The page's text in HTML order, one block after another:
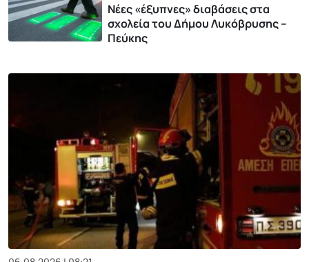
Νέες «έξυπνες» διαβάσεις στα
σχολεία του Δήμου Λυκόβρυσης –
Πεύκης